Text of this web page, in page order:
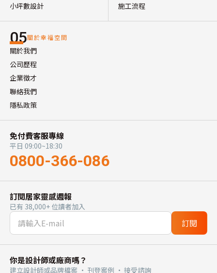
小坪數設計
施工流程
05關於幸福空間
關於我們
公司歷程
企業徵才
聯絡我們
隱私政策
免付費客服專線
平日 09:00~18:30
0800-366-086
訂閱居家靈感週報
已有 38,000+ 位讀者加入
訂閱
你是設計師或廠商嗎？
建立設計師或品牌檔案 · 刊登案例 · 接受諮詢